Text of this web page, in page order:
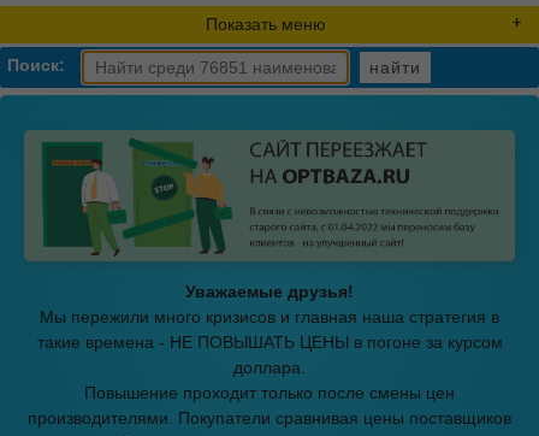
Показать меню
Поиск: найти
Уважаемые друзья!
Мы пережили много кризисов и главная наша стратегия в
такие времена - НЕ ПОВЫШАТЬ ЦЕНЫ в погоне за курсом
доллара.
Повышение проходит только после смены цен
производителями. Покупатели сравнивая цены поставщиков